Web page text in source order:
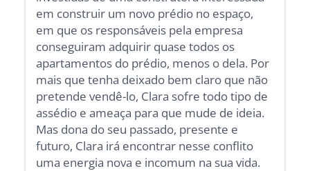
em construir um novo prédio no espaço,
em que os responsáveis pela empresa
conseguiram adquirir quase todos os
apartamentos do prédio, menos o dela. Por
mais que tenha deixado bem claro que não
pretende vendê-lo, Clara sofre todo tipo de
assédio e ameaça para que mude de ideia.
Mas dona do seu passado, presente e
futuro, Clara irá encontrar nesse conflito
uma energia nova e incomum na sua vida.